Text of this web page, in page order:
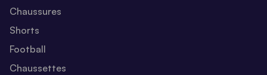
Chaussures
Shorts
Football
Chaussettes